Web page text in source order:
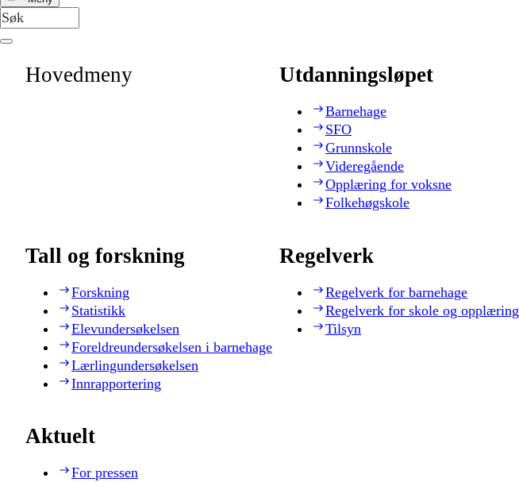
Hovedmeny Utdanningsløpet
Barnehage
SFO
Grunnskole
Videregående
Opplæring for voksne
Folkehøgskole
Tall og forskning
Forskning
Statistikk
Elevundersøkelsen
Foreldreundersøkelsen i barnehage
Lærlingundersøkelsen
Innrapportering
Regelverk
Regelverk for barnehage
Regelverk for skole og opplæring
Tilsyn
Aktuelt
For pressen